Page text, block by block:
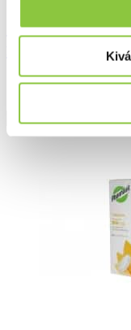
Jutavit
forte tabletta
1 387 Ft